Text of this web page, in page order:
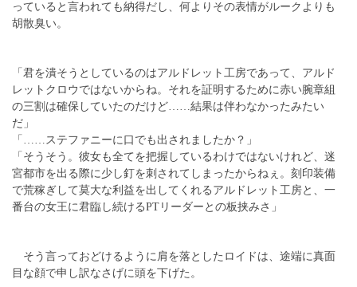
っていると言われても納得だし、何よりその表情がルークよりも
胡散臭い。
「君を潰そうとしているのはアルドレット工房であって、アルド
レットクロウではないからね。それを証明するために赤い腕章組
の三割は確保していたのだけど……結果は伴わなかったみたい
だ」
「……ステファニーに口でも出されましたか？」
「そうそう。彼女も全てを把握しているわけではないけれど、迷
宮都市を出る際に少し釘を刺されてしまったからねぇ。刻印装備
で荒稼ぎして莫大な利益を出してくれるアルドレット工房と、一
番台の女王に君臨し続けるPTリーダーとの板挟みさ」
そう言っておどけるように肩を落としたロイドは、途端に真面
目な顔で申し訳なさげに頭を下げた。